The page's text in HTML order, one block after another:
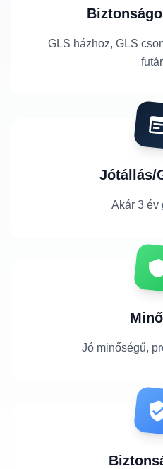
GLS házhoz, GLS
Jótállás/
Akár 3 év
Jó minőségű,